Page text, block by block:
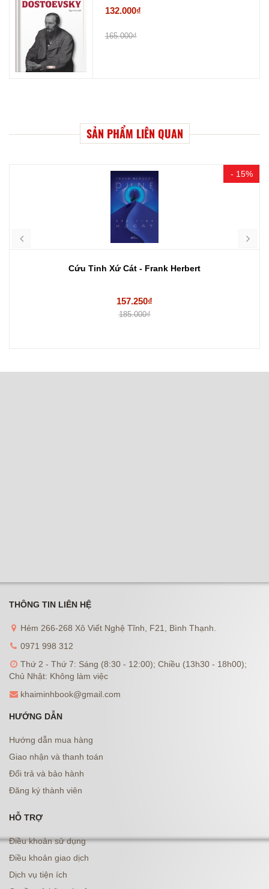
132.000₫
165.000₫
SẢN PHẨM LIÊN QUAN
- 15%
Cứu Tinh Xứ Cát - Frank Herbert
157.250₫
185.000₫
THÔNG TIN LIÊN HỆ
Hẻm 266-268 Xô Viết Nghệ Tĩnh, F21, Bình Thạnh.
0971 998 312
Thứ 2 - Thứ 7: Sáng (8:30 - 12:00); Chiều (13h30 - 18h00);
Chủ Nhật: Không làm việc
khaiminhbook@gmail.com
HƯỚNG DẪN
Hướng dẫn mua hàng
Giao nhận và thanh toán
Đổi trả và bảo hành
Đăng ký thành viên
HỖ TRỢ
Điều khoản sử dụng
Điều khoản giao dịch
Dịch vụ tiện ích